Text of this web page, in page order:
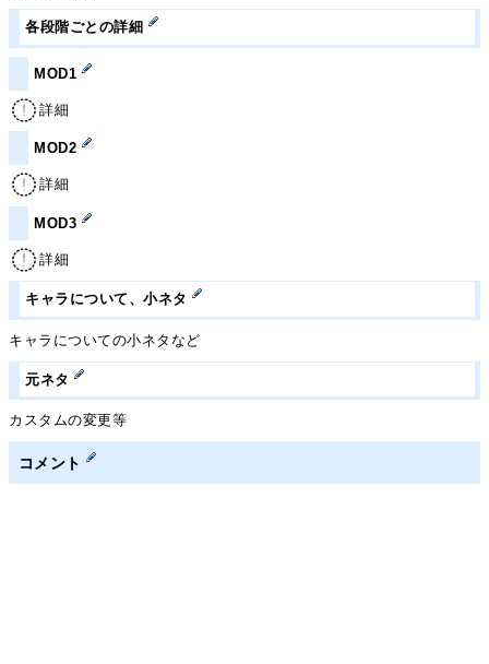
各段階ごとの詳細
MOD1
詳細
MOD2
詳細
MOD3
詳細
キャラについて、小ネタ
キャラについての小ネタなど
元ネタ
カスタムの変更等
コメント